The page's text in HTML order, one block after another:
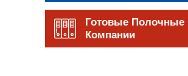
Готовые Полочные
Компании